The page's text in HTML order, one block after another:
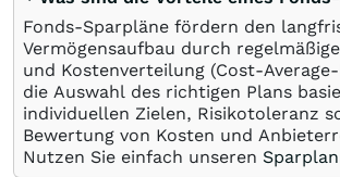
Fonds-Sparpläne fördern den
Vermögensaufbau durch
und Kostenverteilung (Cost-
die Auswahl des richtigen Plans
individuellen Zielen, Risikotoleranz
Bewertung von Kosten und
Nutzen Sie einfach unseren